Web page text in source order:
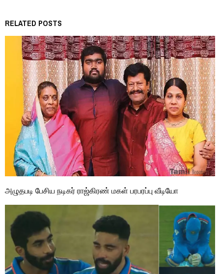
RELATED POSTS
அழுதபடி பேசிய நடிகர் ராஜ்கிரண் மகள் பரபரப்பு வீடியோ